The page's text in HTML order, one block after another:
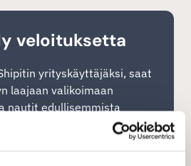
veloituksetta
yrityskäyttäjäksi, saat
laajaan valikoimaan
nautit edullisemmista
helppokäyttöinen